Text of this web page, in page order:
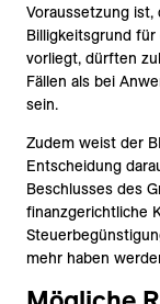
Voraussetzung ist,
Billigkeitsgrund
vorliegt, dürften
Fällen als bei
sein.
Zudem weist der
Entscheidung
Beschlusses des
finanzgerichtliche
mehr haben